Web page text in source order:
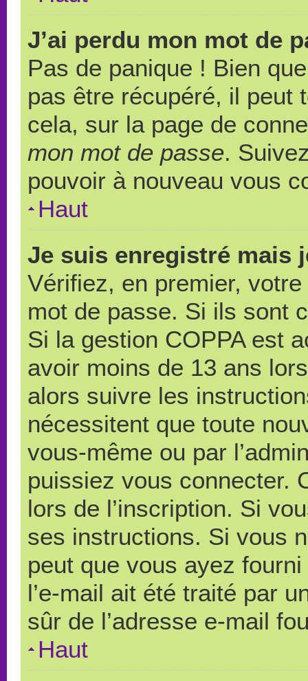
J’ai perdu mon mot de
Pas de panique ! Bien
pas être récupéré, il peut
cela, sur la page de
mon mot de passe.
pouvoir à nouveau vous
Haut
Je suis enregistré mais
Vérifiez, en premier,
mot de passe. Si ils sont
Si la gestion COPPA est
avoir moins de 13 ans
alors suivre les
nécessitent que toute
vous-même ou par
puissiez vous connecter.
lors de l’inscription. Si
ses instructions. Si vous
peut que vous ayez
l’e-mail ait été traité par
sûr de l’adresse e-mail
Haut